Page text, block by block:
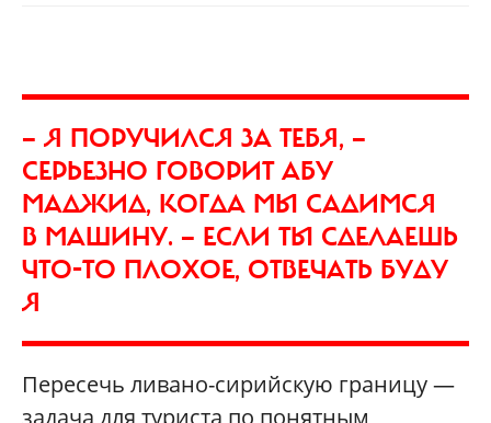
— Я ПОРУЧИЛСЯ ЗА ТЕБЯ, —
СЕРЬЕЗНО ГОВОРИТ АБУ
МАДЖИД, КОГДА МЫ САДИМСЯ
В МАШИНУ. — ЕСЛИ ТЫ СДЕЛАЕШЬ
ЧТО-ТО ПЛОХОЕ, ОТВЕЧАТЬ БУДУ
Я
Пересечь ливано-сирийскую границу —
задача для туриста по понятным